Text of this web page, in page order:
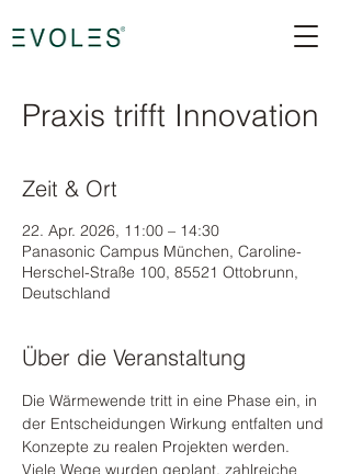
Praxis trifft Innovation
Zeit & Ort
22. Apr. 2026, 11:00 – 14:30
Panasonic Campus München, Caroline-
Herschel-Straße 100, 85521 Ottobrunn,
Deutschland
Über die Veranstaltung
Die Wärmewende tritt in eine Phase ein, in
der Entscheidungen Wirkung entfalten und
Konzepte zu realen Projekten werden.
Viele Wege wurden geplant, zahlreiche